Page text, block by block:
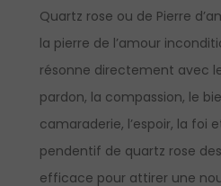
Quartz rose ou de Pierre
la pierre de l’amour
résonne directement avec
pardon, la compassion, le
camaraderie, l’espoir, la foi
pendentif de quartz rose
efficace pour attirer une